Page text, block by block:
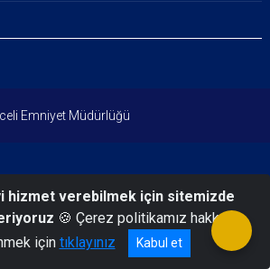
Emniyet Müdürlüğü
hizmet verebilmek için sitemizde
🍪 Çerez politikamız hakkında
için tıklayınız Kabul et